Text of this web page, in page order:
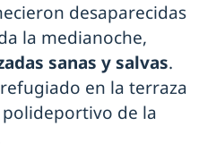
desaparecidas
la medianoche,
sanas y salvas.
en la terraza
de la